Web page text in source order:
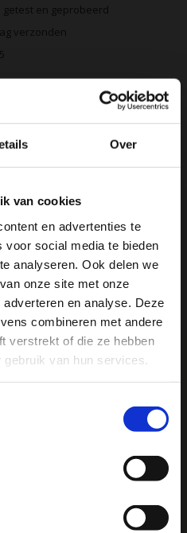
Over
van cookies
en advertenties te
voor social media te bieden
analyseren. Ook delen we
onze site met onze
en analyse. Deze
combineren met andere
verstrekt of die ze hebben
van hun services.
en geprobeerd
verzonden
gezondheidsproducten: Net dat
op mijn
bestelling!
op je volgende aankoop en
hoge kortingen door je te
leuke nieuwsbrief! 😀
en je